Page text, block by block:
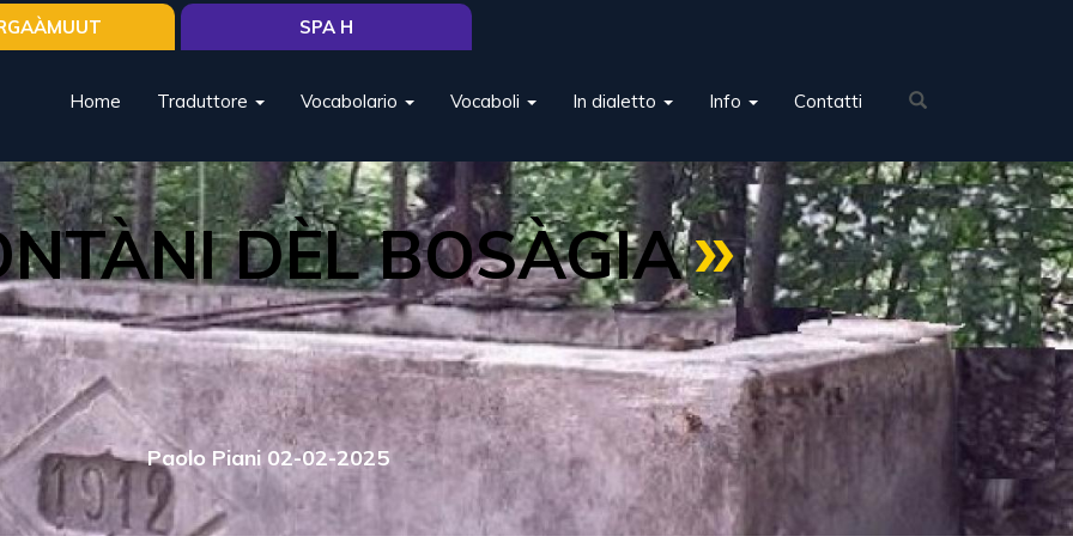
Home Traduttore Vocabolario Vocaboli In dialetto Info Contatti
SPA H
DÈL BOSÀGIA
Paolo Piani 02-02-2025